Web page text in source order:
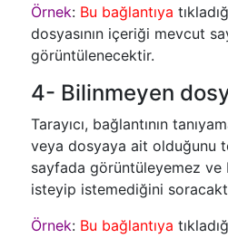
Örnek: Bu bağlantıya
dosyasının içeriği mevcut
görüntülenecektir.
4- Bilinmeyen
Tarayıcı, bağlantının
veya dosyaya ait olduğunu
sayfada görüntüleyemez ve
isteyip istemediğini
Örnek: Bu bağlantıya